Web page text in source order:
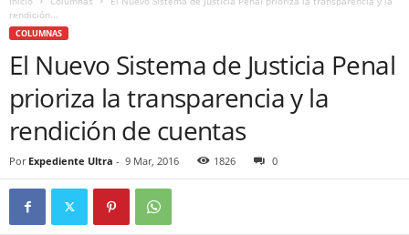
rendición...
COLUMNAS
El Nuevo Sistema de Justicia Penal
prioriza la transparencia y la
rendición de cuentas
Por Expediente Ultra - 9 Mar, 2016 1826 0